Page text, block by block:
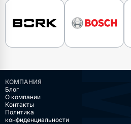
КОМПАНИЯ
Блог
О компании
Контакты
Политика
конфиденциальности